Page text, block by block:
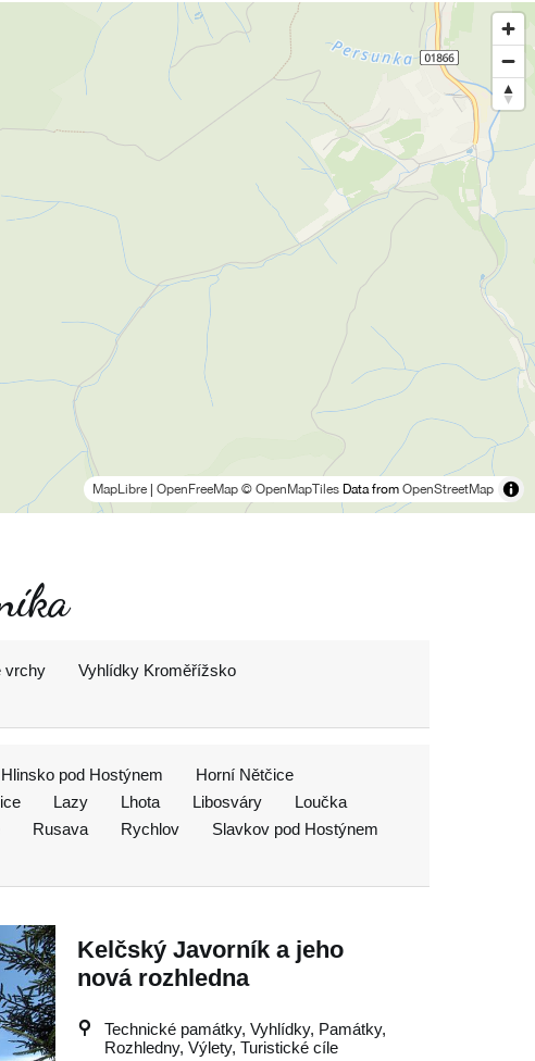
MapLibre OpenFreeMap © OpenMapTiles Data from OpenStreetMap
vrchy
Vyhlídky Kroměřížsko
Hlinsko pod Hostýnem
Horní Nětčice
Lazy Lhota Libosváry
Loučka
Rusava Rychlov
Slavkov pod Hostýnem
Kelčský Javorník a jeho
nová rozhledna
Technické památky, Vyhlídky, Památky,
Rozhledny, Výlety, Turistické cíle